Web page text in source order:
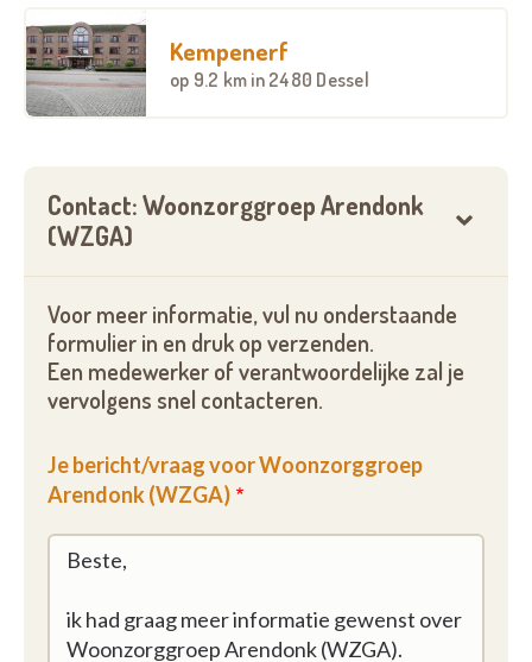
Kempenerf
op 9.2 km in 2480 Dessel
Contact: Woonzorggroep Arendonk
(WZGA)
Voor meer informatie, vul nu onderstaande
formulier in en druk op verzenden.
Een medewerker of verantwoordelijke zal je
vervolgens snel contacteren.
Je bericht/vraag voor Woonzorggroep
Arendonk (WZGA)